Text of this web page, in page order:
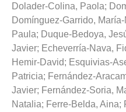
Dolader-Colina, Paola;
Domínguez-Garrido,
Paula; Duque-Bedoya,
Javier; Echeverría-Nava,
Hemir-David; Esquivias-
Patricia; Fernández-
Javier; Fernández-Soria,
Natalia; Ferre-Belda, Aina;